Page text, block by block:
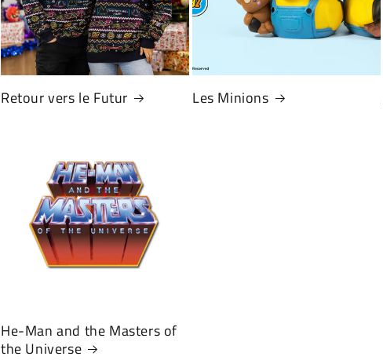
Retour vers le Futur Les Minions
He-Man and the Masters of
the Universe